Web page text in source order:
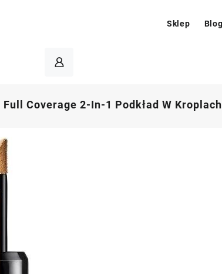
Sklep Blog
Coverage 2-In-1 Podkład W